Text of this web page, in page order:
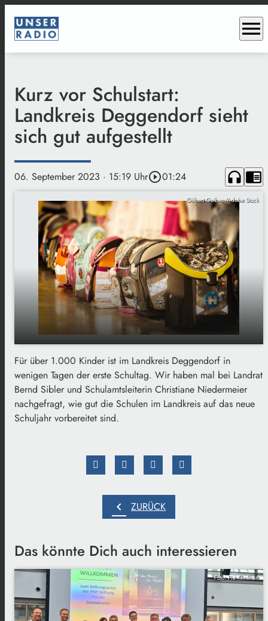
menu
Kurz vor Schulstart:
Landkreis Deggendorf sieht
sich gut aufgestellt
06. September 2023 · 15:19 Uhrplay_circle_outline01:24 headphones chrome_reader_mode
Gilbert Gulben/Adobe Stock
play_arrow Kurz vor Schulstart: Landkreis Deggendorf
sieht sich gut aufgestellt
00:00 01:24
Für über 1.000 Kinder ist im Landkreis Deggendorf in
wenigen Tagen der erste Schultag. Wir haben mal bei Landrat
Bernd Sibler und Schulamtsleiterin Christiane Niedermeier
nachgefragt, wie gut die Schulen im Landkreis auf das neue
Schuljahr vorbereitet sind.
chevron_left ZURÜCK
Das könnte Dich auch interessieren
Foto: Pia Klinkhart